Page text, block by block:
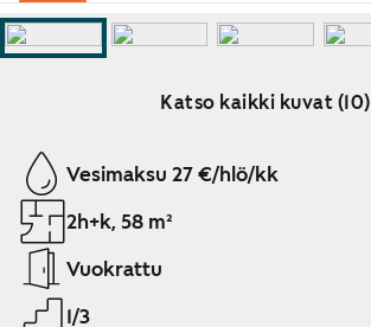
Katso kaikki kuvat (10)
Näytetään dia 1 / 10
Vesimaksu 27 €/hlö/kk
2h+k, 58 m²
Vuokrattu
1/3